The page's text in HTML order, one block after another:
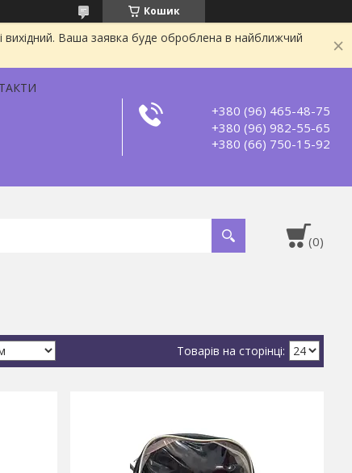
Кошик
вихідний. Ваша заявка буде оброблена в найближчий
+380 (96) 465-48-75
+380 (96) 982-55-65
+380 (66) 750-15-92